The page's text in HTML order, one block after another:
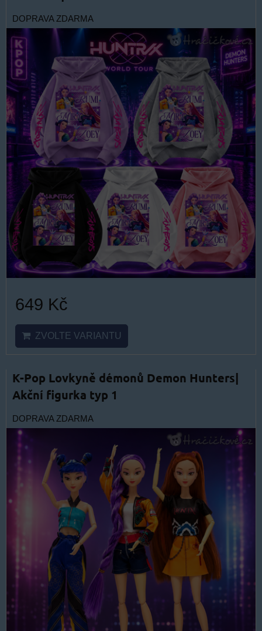
DOPRAVA ZDARMA
649 Kč
ZVOLTE VARIANTU
K-Pop Lovkyně démonů Demon Hunters|
Akční figurka typ 1
DOPRAVA ZDARMA